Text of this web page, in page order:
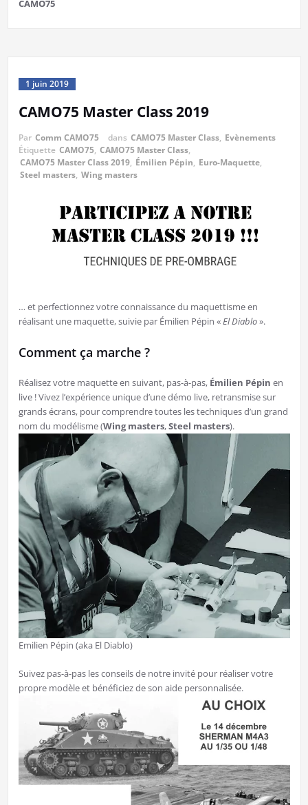
CAMO75
1 juin 2019
CAMO75 Master Class 2019
Par Comm CAMO75 dans CAMO75 Master Class, Evènements
Étiquette CAMO75, CAMO75 Master Class,
CAMO75 Master Class 2019, Émilien Pépin, Euro-Maquette,
Steel masters, Wing masters
… et perfectionnez votre connaissance du maquettisme en
réalisant une maquette, suivie par Émilien Pépin «El Diablo».
Comment ça marche ?
Réalisez votre maquette en suivant, pas-à-pas, Émilien Pépin en
live ! Vivez l’expérience unique d’une démo live, retransmise sur
grands écrans, pour comprendre toutes les techniques d’un grand
nom du modélisme (Wing masters,Steel masters).
Emilien Pépin (aka El Diablo)
Suivez pas-à-pas les conseils de notre invité pour réaliser votre
propre modèle et bénéficiez de son aide personnalisée.